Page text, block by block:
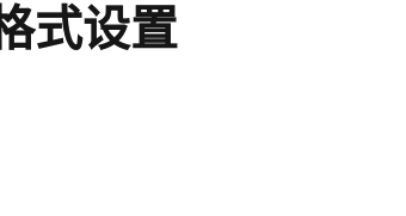
式设置